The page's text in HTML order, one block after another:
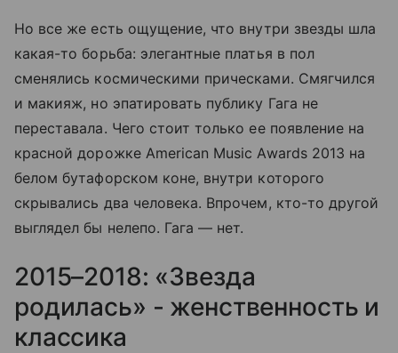
Но все же есть ощущение, что внутри звезды шла
какая-то борьба: элегантные платья в пол
сменялись космическими прическами. Смягчился
и макияж, но эпатировать публику Гага не
переставала. Чего стоит только ее появление на
красной дорожке American Music Awards 2013 на
белом бутафорском коне, внутри которого
скрывались два человека. Впрочем, кто-то другой
выглядел бы нелепо. Гага — нет.
2015–2018: «Звезда
родилась» - женственность и
классика